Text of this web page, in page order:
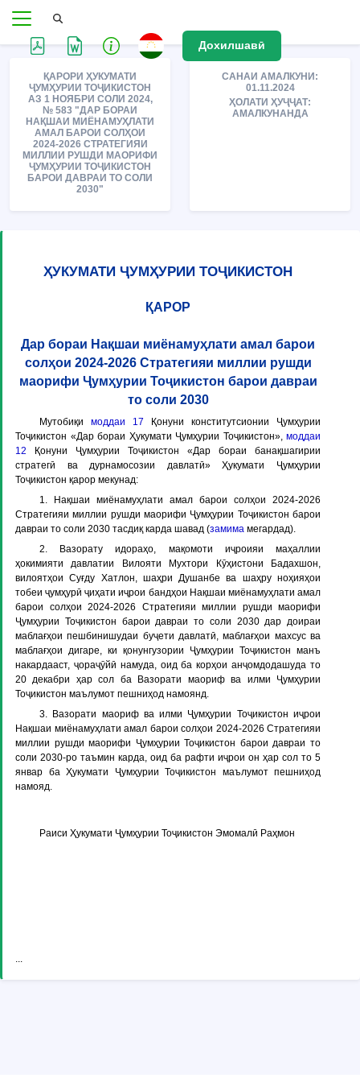
Дохилшавӣ
ҚАРОРИ ҲУКУМАТИ
ҶУМҲУРИИ ТОҶИКИСТОН
АЗ 1 НОЯБРИ СОЛИ 2024,
№ 583 "ДАР БОРАИ
НАҚШАИ МИЁНАМУҲЛАТИ
АМАЛ БАРОИ СОЛҲОИ
2024-2026 СТРАТЕГИЯИ
МИЛЛИИ РУШДИ МАОРИФИ
ҶУМҲУРИИ ТОҶИКИСТОН
БАРОИ ДАВРАИ ТО СОЛИ
2030"
САНАИ АМАЛКУНИ:
01.11.2024
ҲОЛАТИ ҲУҶҶАТ:
АМАЛКУНАНДА
ҲУКУМАТИ ҶУМҲУРИИ ТОҶИКИСТОН
ҚАРОР
Дар бораи Нақшаи миёнамуҳлати амал барои
солҳои 2024-2026 Стратегияи миллии рушди
маорифи Ҷумҳурии Тоҷикистон барои давраи
то соли 2030
Мутобиқи моддаи 17 Қонуни конститутсионии Ҷумҳурии
Тоҷикистон «Дар бораи Ҳукумати Ҷумҳурии Тоҷикистон», моддаи
12 Қонуни Ҷумҳурии Тоҷикистон «Дар бораи банақшагирии
стратегӣ ва дурнамосозии давлатӣ» Ҳукумати Ҷумҳурии
Тоҷикистон қарор мекунад:
1. Нақшаи миёнамуҳлати амал барои солҳои 2024-2026
Стратегияи миллии рушди маорифи Ҷумҳурии Тоҷикистон барои
давраи то соли 2030 тасдиқ карда шавад (замима мегардад).
2. Вазорату идораҳо, мақомоти иҷроияи маҳаллии
ҳокимияти давлатии Вилояти Мухтори Кӯҳистони Бадахшон,
вилоятҳои Суғду Хатлон, шаҳри Душанбе ва шаҳру ноҳияҳои
тобеи ҷумҳурӣ ҷиҳати иҷрои бандҳои Нақшаи миёнамуҳлати амал
барои солҳои 2024-2026 Стратегияи миллии рушди маорифи
Ҷумҳурии Тоҷикистон барои давраи то соли 2030 дар доираи
маблағҳои пешбинишудаи буҷети давлатӣ, маблағҳои махсус ва
маблағҳои дигаре, ки қонунгузории Ҷумҳурии Тоҷикистон манъ
накардааст, ҷораҷӯйӣ намуда, оид ба корҳои анҷомдодашуда то
20 декабри ҳар сол ба Вазорати маориф ва илми Ҷумҳурии
Тоҷикистон маълумот пешниҳод намоянд.
3. Вазорати маориф ва илми Ҷумҳурии Тоҷикистон иҷрои
Нақшаи миёнамуҳлати амал барои солҳои 2024-2026 Стратегияи
миллии рушди маорифи Ҷумҳурии Тоҷикистон барои давраи то
соли 2030-ро таъмин карда, оид ба рафти иҷрои он ҳар сол то 5
январ ба Ҳукумати Ҷумҳурии Тоҷикистон маълумот пешниҳод
намояд.
Раиси Ҳукумати Ҷумҳурии Тоҷикистон Эмомалӣ Раҳмон
...